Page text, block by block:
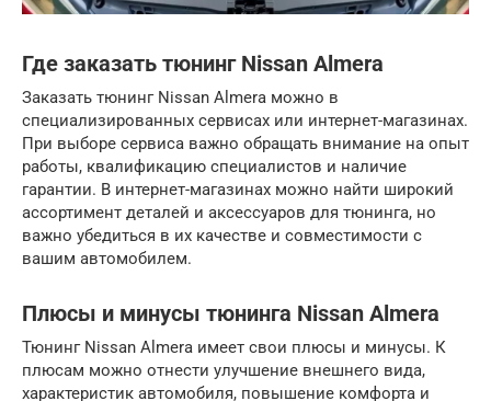
Где заказать тюнинг Nissan Almera
Заказать тюнинг Nissan Almera можно в
специализированных сервисах или интернет-магазинах.
При выборе сервиса важно обращать внимание на опыт
работы, квалификацию специалистов и наличие
гарантии. В интернет-магазинах можно найти широкий
ассортимент деталей и аксессуаров для тюнинга, но
важно убедиться в их качестве и совместимости с
вашим автомобилем.
Плюсы и минусы тюнинга Nissan Almera
Тюнинг Nissan Almera имеет свои плюсы и минусы. К
плюсам можно отнести улучшение внешнего вида,
характеристик автомобиля, повышение комфорта и